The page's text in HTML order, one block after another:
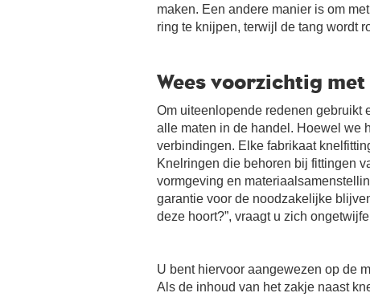
maken. Een andere manier is om
ring te knijpen, terwijl de tang wordt
Wees voorzichtig
Om uiteenlopende redenen gebruikt
alle maten in de handel. Hoewel we
verbindingen. Elke fabrikaat
Knelringen die behoren bij fittingen
vormgeving en
garantie voor de noodzakelijke
deze hoort?”, vraagt u zich
U bent hiervoor aangewezen op de
Als de inhoud van het zakje naast